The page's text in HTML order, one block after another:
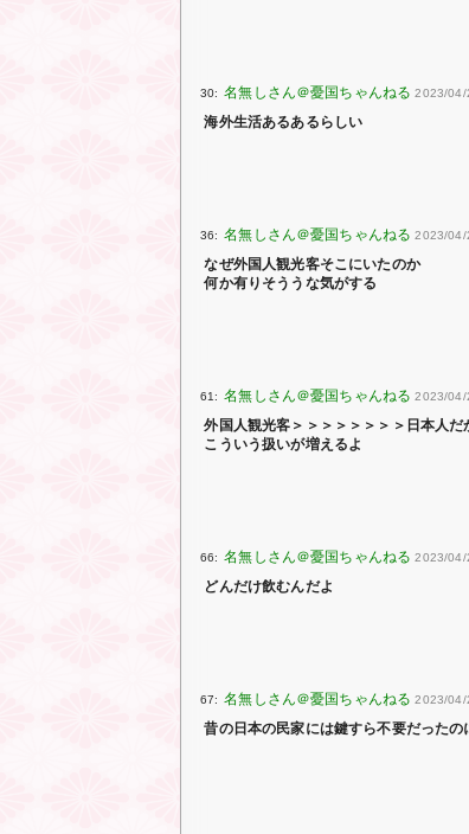
30: 2023/04/
海外生活あるあるらしい
36: 2023/04/
なぜ外国人観光客そこにいたのか
何か有りそううな気がする
61: 2023/04/
外国人観光客＞＞＞＞＞＞＞＞日本人だ
こういう扱いが増えるよ
66: 2023/04/
どんだけ飲むんだよ
67: 2023/04/
昔の日本の民家には鍵すら不要だったの